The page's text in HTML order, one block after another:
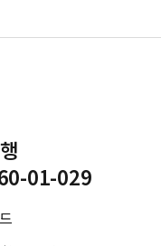
01-029